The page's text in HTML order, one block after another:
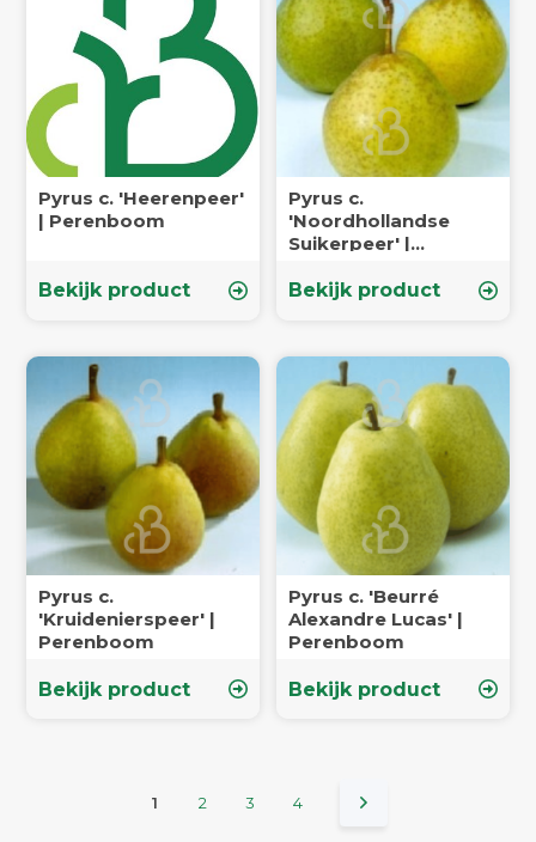
Pyrus c. 'Heerenpeer'
| Perenboom
Bekijk product
Pyrus c.
'Noordhollandse
Suikerpeer' |
Bekijk product
Pyrus c.
'Kruidenierspeer' |
Perenboom
Bekijk product
Pyrus c. 'Beurré
Alexandre Lucas' |
Perenboom
Bekijk product
1 2 3 4